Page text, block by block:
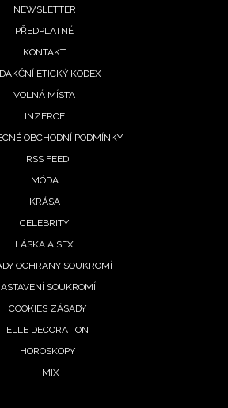
NEWSLETTER
PŘEDPLATNÉ
KONTAKT
ETICKÝ KODEX
VOLNÁ MÍSTA
INZERCE
OBCHODNÍ PODMÍNKY
RSS FEED
MÓDA
KRÁSA
CELEBRITY
LÁSKA A SEX
OCHRANY SOUKROMÍ
SOUKROMÍ
COOKIES ZÁSADY
ELLE DECORATION
HOROSKOPY
MIX